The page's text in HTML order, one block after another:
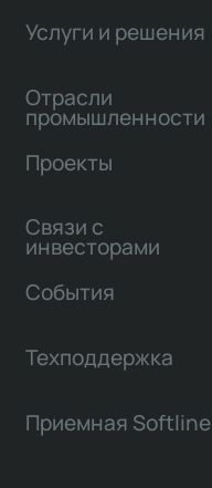
Услуги и решения
Отрасли
промышленности
Проекты
Связи с
инвесторами
События
Техподдержка
Приемная Softline